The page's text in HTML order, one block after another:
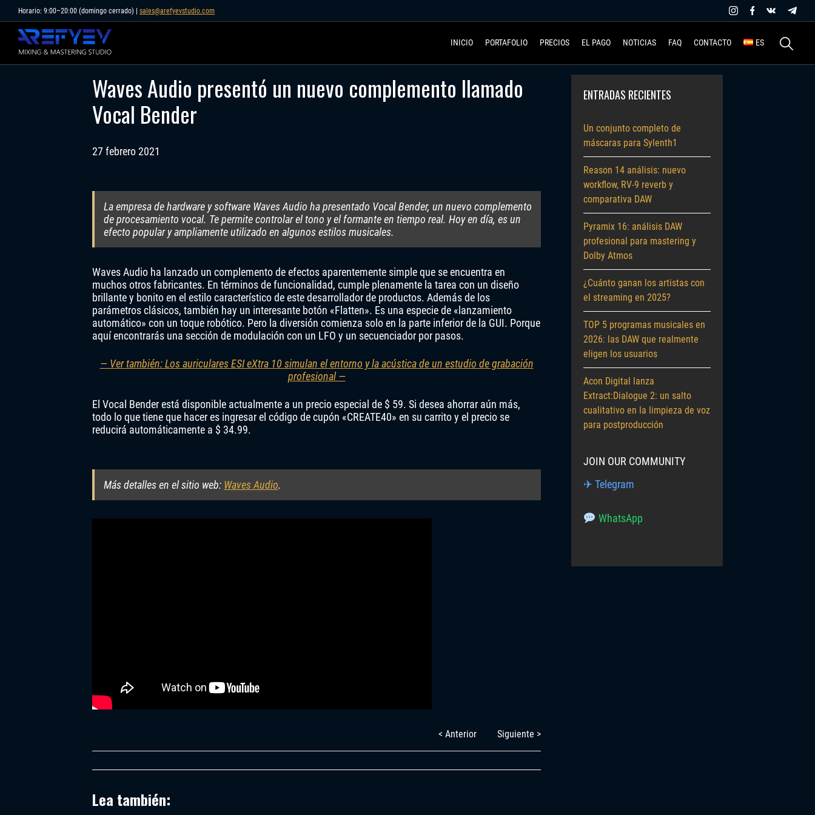
to
content
Horario: 9:00–20:00 (domingo cerrado) | sales@arefyevstudio.com
INICIO PORTAFOLIO PRECIOS EL PAGO NOTICIAS FAQ CONTACTO ES Buscar:
Waves Audio presentó un nuevo complemento llamado
Vocal Bender
27 febrero 2021
La empresa de hardware y software Waves Audio ha presentado Vocal Bender, un nuevo complemento
de procesamiento vocal. Te permite controlar el tono y el formante en tiempo real. Hoy en día, es un
efecto popular y ampliamente utilizado en algunos estilos musicales.
Waves Audio ha lanzado un complemento de efectos aparentemente simple que se encuentra en
muchos otros fabricantes. En términos de funcionalidad, cumple plenamente la tarea con un diseño
brillante y bonito en el estilo característico de este desarrollador de productos. Además de los
parámetros clásicos, también hay un interesante botón «Flatten». Es una especie de «lanzamiento
automático» con un toque robótico. Pero la diversión comienza solo en la parte inferior de la GUI. Porque
aquí encontrarás una sección de modulación con un LFO y un secuenciador por pasos.
— Ver también: Los auriculares ESI eXtra 10 simulan el entorno y la acústica de un estudio de grabación
profesional —
El Vocal Bender está disponible actualmente a un precio especial de $ 59. Si desea ahorrar aún más,
todo lo que tiene que hacer es ingresar el código de cupón «CREATE40» en su carrito y el precio se
reducirá automáticamente a $ 34.99.
Más detalles en el sitio web: Waves Audio.
< Anterior Siguiente >
Lea también:
ENTRADAS RECIENTES
Un conjunto completo de
máscaras para Sylenth1
Reason 14 análisis: nuevo
workflow, RV-9 reverb y
comparativa DAW
Pyramix 16: análisis DAW
profesional para mastering y
Dolby Atmos
¿Cuánto ganan los artistas con
el streaming en 2025?
TOP 5 programas musicales en
2026: las DAW que realmente
eligen los usuarios
Acon Digital lanza
Extract:Dialogue 2: un salto
cualitativo en la limpieza de voz
para postproducción
JOIN OUR COMMUNITY
✈ Telegram
WhatsApp